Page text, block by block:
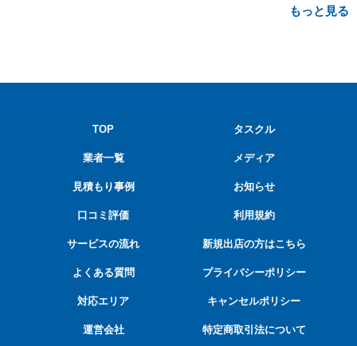
もっと見る
TOP
業者一覧
見積もり事例
口コミ評価
サービスの流れ
よくある質問
対応エリア
運営会社
タスクル
メディア
お知らせ
利用規約
新規出店の方はこちら
プライバシーポリシー
キャンセルポリシー
特定商取引法について